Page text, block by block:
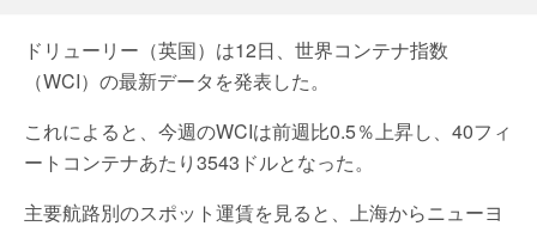
ドリューリー（英国）は12日、世界コンテナ指数
（WCI）の最新データを発表した。
これによると、今週のWCIは前週比0.5％上昇し、40フィ
ートコンテナあたり3543ドルとなった。
主要航路別のスポット運賃を見ると、上海からニューヨ